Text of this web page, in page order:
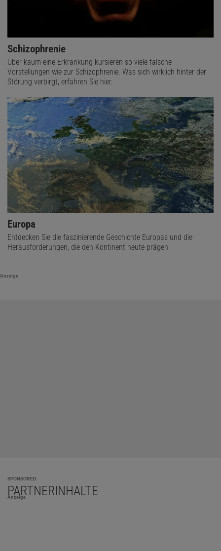
Schizophrenie
Über kaum eine Erkrankung kursieren so viele falsche
Vorstellungen wie zur Schizophrenie. Was sich wirklich hinter der
Störung verbirgt, erfahren Sie hier.
Europa
Entdecken Sie die faszinierende Geschichte Europas und die
Herausforderungen, die den Kontinent heute prägen
Anzeige
SPONSORED
PARTNERINHALTE
Anzeige